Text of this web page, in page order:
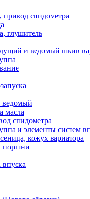
привод спидометра
глушитель
и ведомый шкив
ведомый
масла
спидометра
и элементы систем
кожух вариатора
поршни